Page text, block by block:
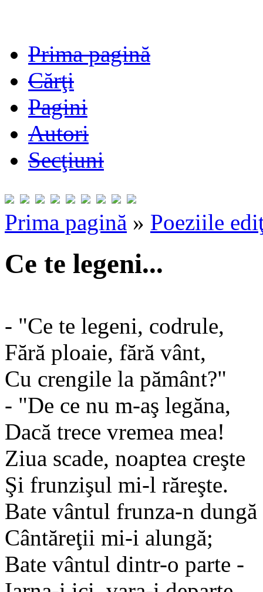
Prima pagină
Cărţi
Pagini
Autori
Secţiuni
Prima pagină » Poeziile
Ce te legeni...
- "Ce te legeni, codrule,
Fără ploaie, fără vânt,
Cu crengile la pământ?"
- "De ce nu m-aş legăna,
Dacă trece vremea mea!
Ziua scade, noaptea creşte
Şi frunzişul mi-l răreşte.
Bate vântul frunza-n dungă
Cântăreţii mi-i alungă;
Bate vântul dintr-o parte -